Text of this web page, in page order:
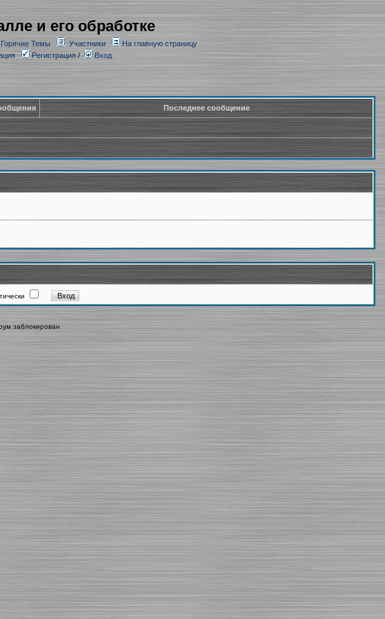
и его обработке
Горячие Темы Участники
На главную страницу
Регистрация/ Вход
Последнее сообщение
заблокирован